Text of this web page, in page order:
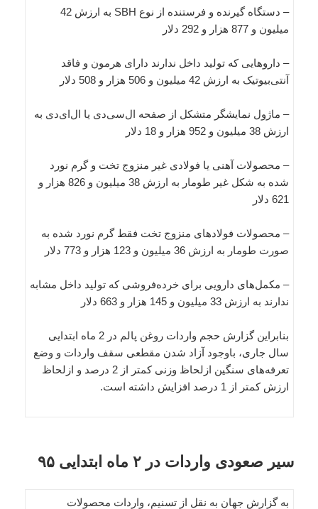
– دستگاه گیرنده و فرستنده از نوع SBH به ارزش 42
میلیون و 877 هزار و 292 دلار
– داروهایی که تولید داخل ندارند دارای هرمون و فاقد
آنتی‌بیوتیک به ارزش 42 میلیون و 506 هزار و 508 دلار
– ماژول نمایشگر متشکل از صفحه ال‌سی‌دی یا ال‌ای‌دی به
ارزش 38 میلیون و 952 هزار و 18 دلار
– محصولات آهنی یا فولادی غیر منزوج تخت و گرم نورد
شده به شکل غیر طومار به ارزش 38 میلیون و 826 هزار و
621 دلار
– محصولات فولادهای منزوج تخت فقط گرم نورد شده به
صورت طومار به ارزش 36 میلیون و 123 هزار و 773 دلار
– مکمل‌های دارویی برای خرده‌فروشی که تولید داخل مشابه
ندارند به ارزش 33 میلیون و 145 هزار و 663 دلار
بنابراین گزارش حجم واردات روغن پالم در 2 ماه ابتدایی
سال جاری، باوجود آزاد شدن مقطعی سقف واردات و وضع
تعرفه‌های سنگین ازلحاظ وزنی کمتر از 2 درصد و ازلحاظ
ارزش کمتر از 1 درصد افزایش داشته است.
سیر صعودی واردات در ۲ ماه ابتدایی ۹۵
به گزارش جهان به نقل از تسنیم، واردات محصولات